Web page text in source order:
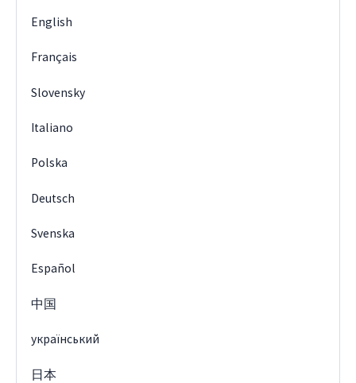
English
Français
Slovensky
Italiano
Polska
Deutsch
Svenska
Español
中国
український
日本